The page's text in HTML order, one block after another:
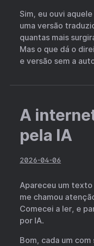
Sim, eu ouvi
uma versão
quantas mais
Mas o que dá o
e versão sem a
A
pela IA
2026-04-06
Apareceu um texto
me chamou
Comecei a ler, e
por IA.
Bom, cada um